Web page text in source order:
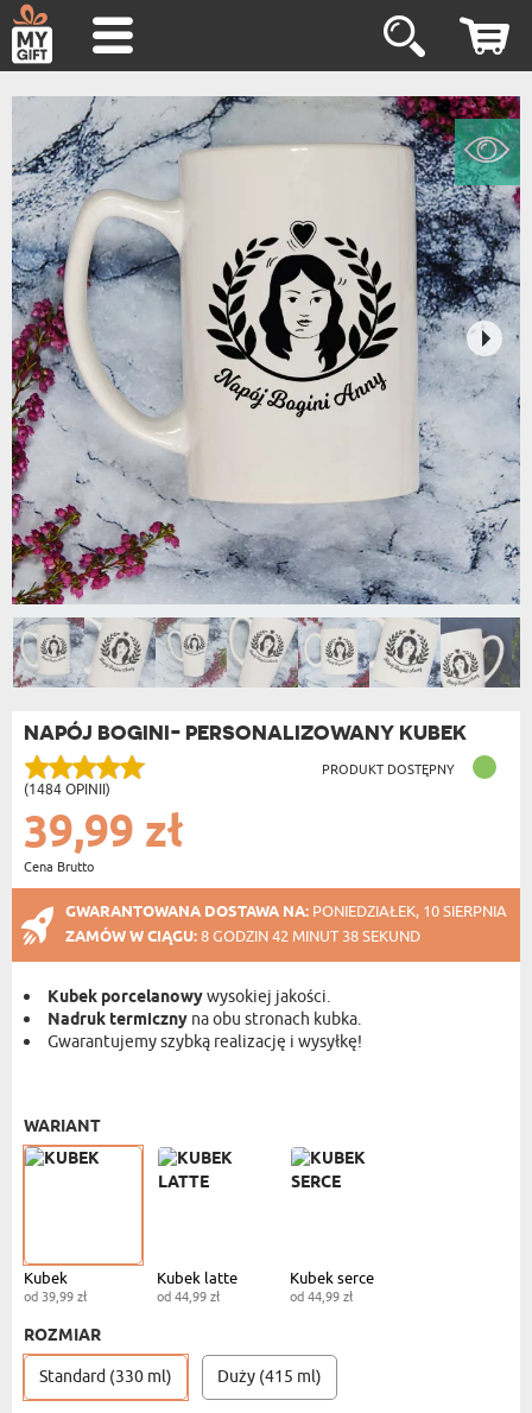
NAPÓJ BOGINI- PERSONALIZOWANY KUBEK
(1484 OPINII)
PRODUKT DOSTĘPNY
39,99 zł
Cena Brutto
GWARANTOWANA DOSTAWA NA: PONIEDZIAŁEK, 10 SIERPNIA
ZAMÓW W CIĄGU:8 GODZIN 42 MINUT 37 SEKUND
Kubek porcelanowywysokiej jakości.
Nadruk termiczny na obu stronach kubka.
Gwarantujemy szybką realizację i wysyłkę!
WARIANT
Kubek
od 39,99 zł
Kubek latte
od 44,99 zł
Kubek serce
od 44,99 zł
ROZMIAR
Standard (330 ml) Duży (415 ml)